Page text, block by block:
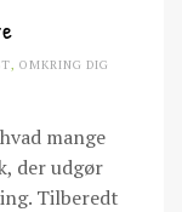
, OMKRING DIG
mange
der udgør
Tilberedt